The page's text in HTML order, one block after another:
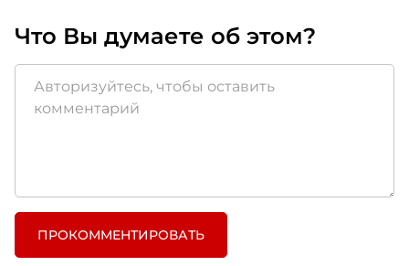
Что Вы думаете об этом?
ПРОКОММЕНТИРОВАТЬ